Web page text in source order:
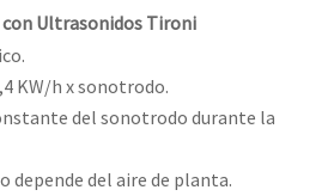
Ultrasonidos Tironi
KW/h x sonotrodo.
del sonotrodo durante la
depende del aire de planta.